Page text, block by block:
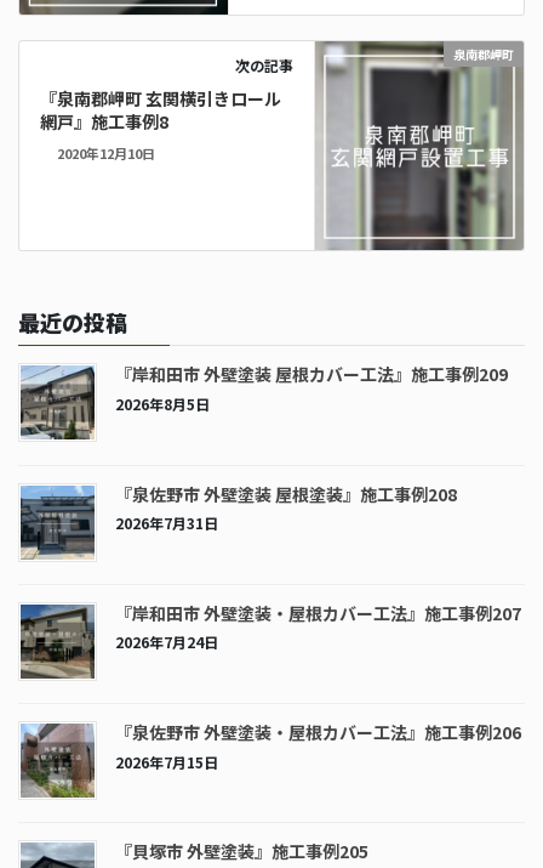
泉南郡岬町
次の記事
『泉南郡岬町 玄関横引きロール
網戸』施工事例8
2020年12月10日
最近の投稿
『岸和田市 外壁塗装 屋根カバー工法』施工事例209
2026年8月5日
『泉佐野市 外壁塗装 屋根塗装』施工事例208
2026年7月31日
『岸和田市 外壁塗装・屋根カバー工法』施工事例207
2026年7月24日
『泉佐野市 外壁塗装・屋根カバー工法』施工事例206
2026年7月15日
『貝塚市 外壁塗装』施工事例205